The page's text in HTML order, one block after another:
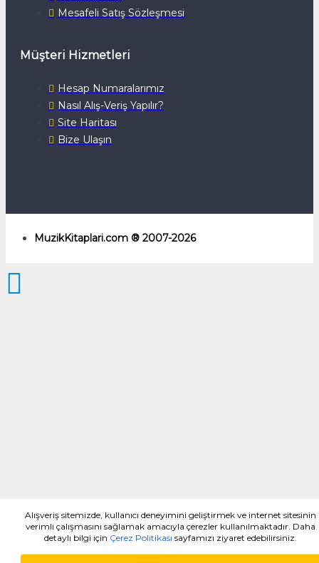
Mesafeli Satış Sözleşmesi
Müşteri Hizmetleri
Hesap Numaralarımız
Nasıl Alış-Veriş Yapılır?
Site Haritası
Bize Ulaşın
MuzikKitaplari.com ® 2007-2026
Alışveriş sitemizde, kullanıcı deneyimini geliştirmek ve internet sitesinin
verimli çalışmasını sağlamak amacıyla çerezler kullanılmaktadır. Daha
detaylı bilgi için Çerez Politikası sayfamızı ziyaret edebilirsiniz.